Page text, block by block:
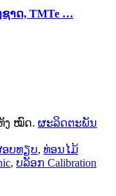
າດ, TMTe …
ງ ໝົດ. ຜະລິດຕະພັນ
ບທຽບ, ທ່ອນໄມ້
, ບລັອກ Calibration